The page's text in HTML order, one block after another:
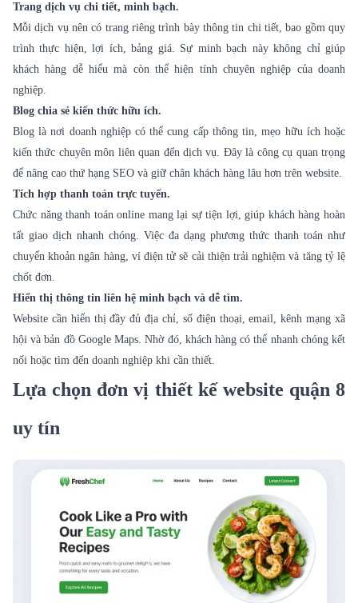
Trang dịch vụ chi tiết, minh bạch.
Mỗi dịch vụ nên có trang riêng trình bày thông tin chi tiết, bao gồm quy
trình thực hiện, lợi ích, bảng giá. Sự minh bạch này không chỉ giúp
khách hàng dễ hiểu mà còn thể hiện tính chuyên nghiệp của doanh
nghiệp.
Blog chia sẻ kiến thức hữu ích.
Blog là nơi doanh nghiệp có thể cung cấp thông tin, mẹo hữu ích hoặc
kiến thức chuyên môn liên quan đến dịch vụ. Đây là công cụ quan trọng
để nâng cao thứ hạng SEO và giữ chân khách hàng lâu hơn trên website.
Tích hợp thanh toán trực tuyến.
Chức năng thanh toán online mang lại sự tiện lợi, giúp khách hàng hoàn
tất giao dịch nhanh chóng. Việc đa dạng phương thức thanh toán như
chuyển khoản ngân hàng, ví điện tử sẽ cải thiện trải nghiệm và tăng tỷ lệ
chốt đơn.
Hiển thị thông tin liên hệ minh bạch và dễ tìm.
Website cần hiển thị đầy đủ địa chỉ, số điện thoại, email, kênh mạng xã
hội và bản đồ Google Maps. Nhờ đó, khách hàng có thể nhanh chóng kết
nối hoặc tìm đến doanh nghiệp khi cần thiết.
Lựa chọn đơn vị thiết kế website quận 8
uy tín